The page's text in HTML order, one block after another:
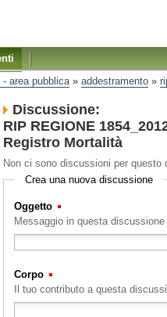
area pubblica» addestramento»
Discussione:
RIP REGIONE
Registro Mortalità
Non ci sono discussioni per questo
Crea una nuova discussione
Oggetto
Messaggio in questa discussione
Corpo
Il tuo contributo a questa